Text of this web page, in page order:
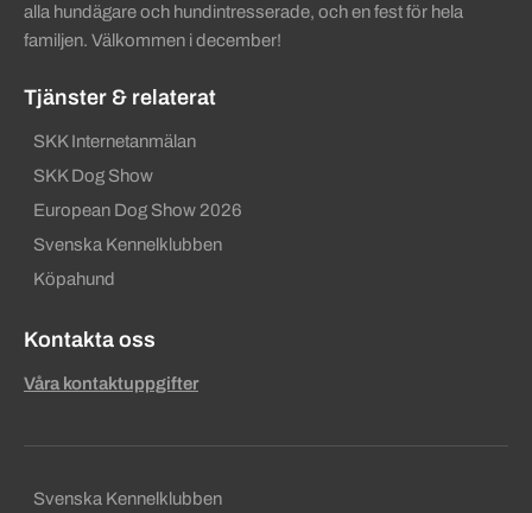
alla hundägare och hundintresserade, och en fest för hela
familjen. Välkommen i december!
Tjänster & relaterat
SKK Internetanmälan
SKK Dog Show
European Dog Show 2026
Svenska Kennelklubben
Köpahund
Kontakta oss
Våra kontaktuppgifter
Sekundära sidfotslänkar
Svenska Kennelklubben